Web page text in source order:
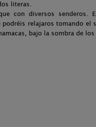
literas.
con diversos senderos.
relajaros tomando el
bajo la sombra de los